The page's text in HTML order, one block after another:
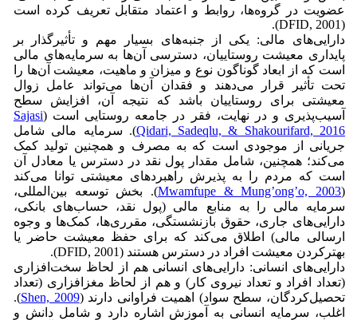
عضویت در گروه‌ها، روابط و اعتماد متقابل تعریف کرده است
(DFID, 2001).
دارایی‌های مالی: یکی از جنبه‌های بسیار مهم و تأثیرگذار بر
پایداری معیشت روستاییان، دسترسی آن‌ها به سرمایه‌های مالی
است که از ابعاد گوناگون نوع و میزان و ماهیت، معیشت آن‌ها را
تحت تأثیر قرار می‌دهند و فقدان آن‌ها می‌تواند عامل زوال
معیشتی برای روستاییان باشد که نتیجه آن، افزایش سطح
آسیب‌پذیری و در نهایت، فقر در جامعه روستایی است (Sajasi
Qidari, Sadeqlu, & Shakourifard, 2016). سرمایه مالی شامل
جریانی از موجودی است که به مصرف و همچنین تولید کمک
می‌کند؛ همچنین، شامل مقدار پول نقد در دسترس یا معادل آن
است که مردم را به پذیرش راهبردهای معیشتی توانا می‌کند
(
Mwamfupe & Mung’ong’o, 2003). بخش توسعه بین‌المللی،
سرمایه مالی را به منابع مالی (پول نقد، حساب‌های بانکی،
دارایی‌های جاری، حقوق بازنشستگی، مقرری‌ها، کمک‌ها و وجوه
ارسالی مالی) اطلاق می‌کند که برای حفظ معیشت حاضر یا
بهترکردن معیشت افراد در دسترس هستند (DFID, 2001).
دارایی‌های انسانی: دارایی‌های انسانی هم از لحاظ سخت‌افزاری
(تعداد افراد و تعداد نیروی کار) و هم از لحاظ مغزافزاری (تعداد
تحصیل‌کردگان، سطح سواد) اهمیت فراوانی دارند (Shen, 2009
).
اغلب، سرمایه انسانی به آموزش اشاره دارد و شامل دانش و